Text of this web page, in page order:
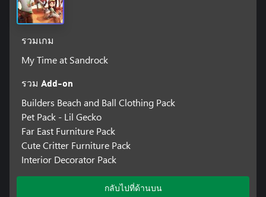
รวมเกม
My Time at Sandrock
รวม Add-on
Builders Beach and Ball Clothing Pack
Pet Pack - Lil Gecko
Far East Furniture Pack
Cute Critter Furniture Pack
Interior Decorator Pack
กลับไปที่ด้านบน